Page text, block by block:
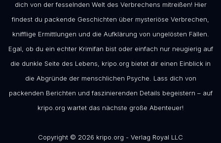
dich von der fesselnden Welt des Verbrechens mitreißen! Hier
findest du packende Geschichten über mysteriöse Verbrechen,
knifflige Ermittlungen und die Aufklärung von ungelösten Fällen.
Egal, ob du ein echter Krimifan bist oder einfach nur neugierig auf
die dunkle Seite des Lebens, kripo.org bietet dir einen Einblick in
die Abgründe der menschlichen Psyche. Lass dich von
packenden Berichten und faszinierenden Details begeistern – auf
kripo.org wartet das nächste große Abenteuer!
Copyright © 2026 kripo.org - Verlag Royal LLC